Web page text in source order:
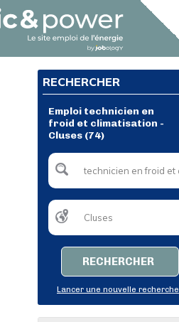
RECHERCHER
Emploi technicien en
froid et climatisation -
Cluses (74)
RECHERCHER
Lancer une nouvelle recherche